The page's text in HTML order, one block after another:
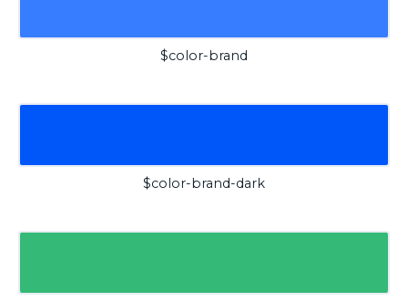
$color-brand
$color-brand-dark